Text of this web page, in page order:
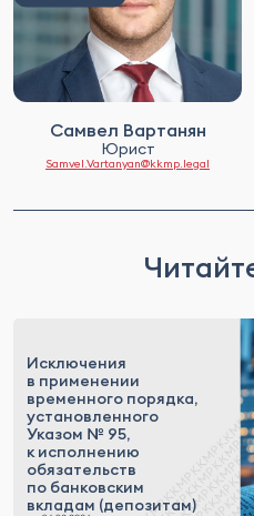
Самвел Вартанян
Юрист
Samvel.Vartanyan@kkmp.legal
Исключения
в применении
временного порядка,
установленного
Указом № 95,
к исполнению
обязательств
по банковским
вкладам (депозитам)